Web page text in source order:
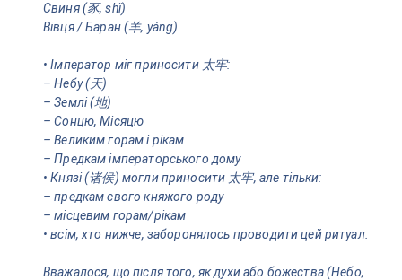
Свиня (豕, shǐ)
Вівця / Баран (羊, yáng).
• Імператор міг приносити 太牢:
– Небу (天)
– Землі (地)
– Сонцю, Місяцю
– Великим горам і рікам
– Предкам імператорського дому
• Князі (诸侯) могли приносити 太牢, але тільки:
– предкам свого княжого роду
– місцевим горам/рікам
• всім, хто нижче, заборонялось проводити цей ритуал.
Вважалося, що після того, як духи або божества (Небо,